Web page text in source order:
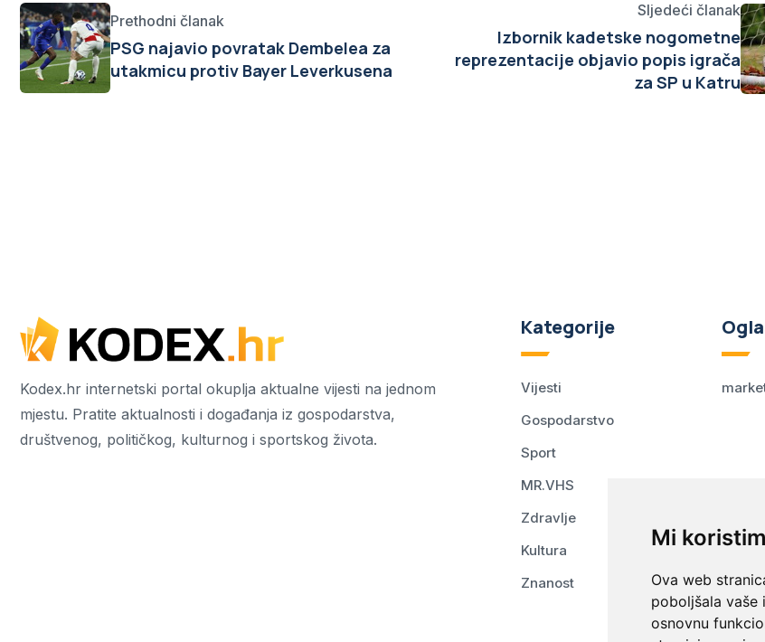
Mi
Ova web
poboljšala vaše
osnovnu
Prethodni članak
PSG najavio povratak Dembelea za
utakmicu protiv Bayer Leverkusena
Sljedeći članak
Izbornik kadetske nogometne
reprezentacije objavio popis igrača
za SP u Katru
Kodex.hr internetski portal okuplja aktualne vijesti na jednom
mjestu. Pratite aktualnosti i događanja iz gospodarstva,
društvenog, političkog, kulturnog i sportskog života.
Kategorije
Vijesti
Gospodarstvo
Sport
MR.VHS
Zdravlje
Kultura
Znanost